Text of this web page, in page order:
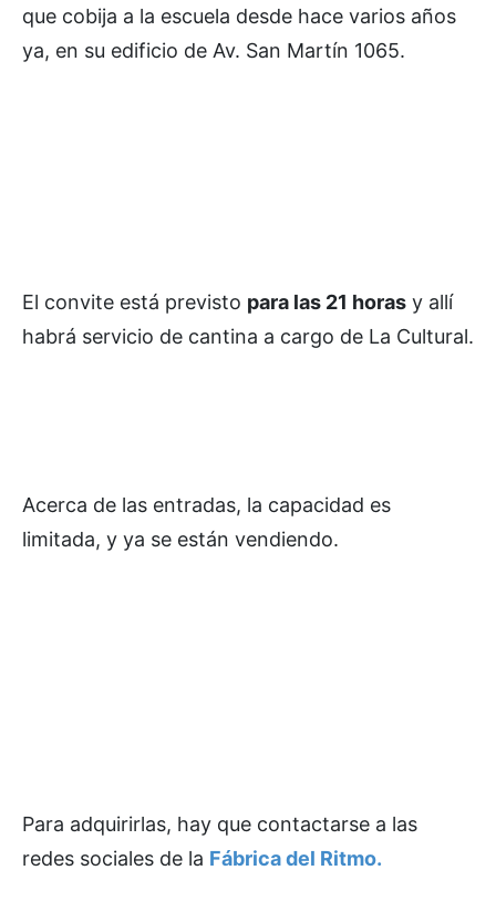
que cobija a la escuela desde hace varios años
ya, en su edificio de Av. San Martín 1065.
El convite está previsto para las 21 horas y allí
habrá servicio de cantina a cargo de La Cultural.
Acerca de las entradas, la capacidad es
limitada, y ya se están vendiendo.
Para adquirirlas, hay que contactarse a las
redes sociales de la Fábrica del Ritmo.